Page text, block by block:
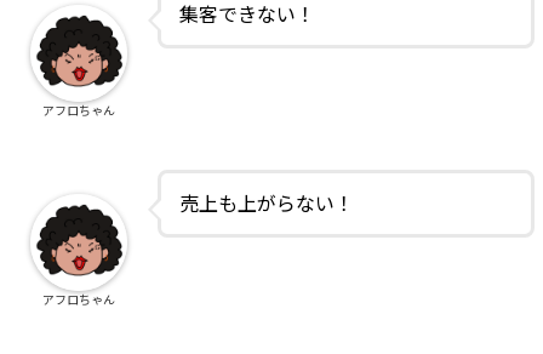
集客できない！
アフロちゃん
売上も上がらない！
アフロちゃん